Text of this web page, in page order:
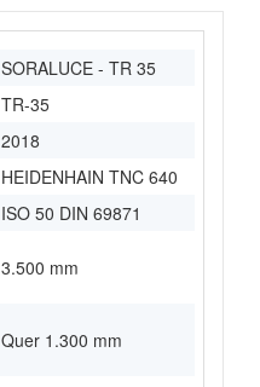
SORALUCE - TR 35
TR-35
2018
HEIDENHAIN TNC 640
ISO 50 DIN 69871
3.500 mm
Quer 1.300 mm